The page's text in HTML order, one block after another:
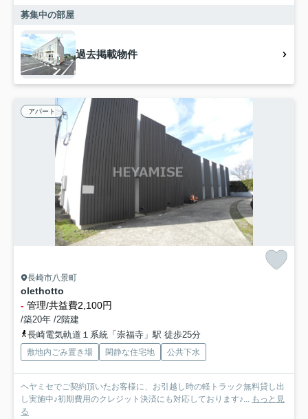
募集中の部屋
過去掲載物件
アパート
長崎市八景町
olethotto
- 管理/共益費2,100円
/築20年 /2階建
長崎電気軌道１系統「崇福寺」駅 徒歩25分
敷地内ごみ置き場 閑静な住宅地 公共下水
ヘヤミセでご契約頂いたお客様に、お引越し時の軽トラック無料貸し出
し実施中♪初期費用のクレジット決済にも対応しております♪... もっと見
る